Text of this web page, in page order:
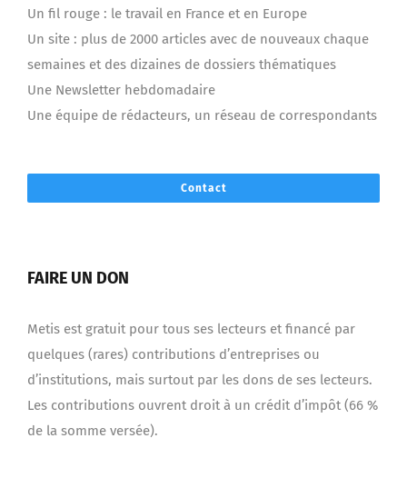
Un fil rouge : le travail en France et en Europe
Un site : plus de 2000 articles avec de nouveaux chaque
semaines et des dizaines de dossiers thématiques
Une Newsletter hebdomadaire
Une équipe de rédacteurs, un réseau de correspondants
Contact
FAIRE UN DON
Metis est gratuit pour tous ses lecteurs et financé par
quelques (rares) contributions d’entreprises ou
d’institutions, mais surtout par les dons de ses lecteurs.
Les contributions ouvrent droit à un crédit d’impôt (66 %
de la somme versée).